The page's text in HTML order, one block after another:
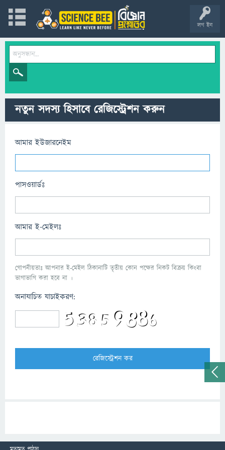
লগ ইন
নতুন সদস্য হিসাবে রেজিস্ট্রেশন করুন
আমার ইউজারনেইম
পাসওয়ার্ডঃ
আমার ই-মেইলঃ
গোপনীয়তাঃ আপনার ই-মেইল ঠিকানাটি তৃতীয় কোন পক্ষের নিকট বিক্রয় কিংবা
ভাগাভাগি করা হবে না ।
অনাযাচিত যাচাইকরণ: